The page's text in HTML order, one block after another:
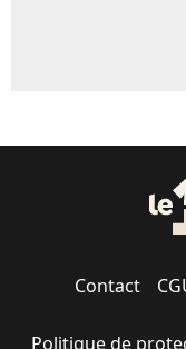
Contact
Politique de